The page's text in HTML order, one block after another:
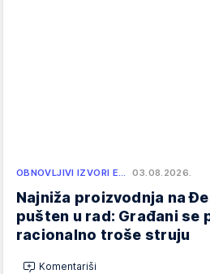
OBNOVLJIVI IZVORI E… 03.08.2026.
Najniža proizvodnja na
pušten u rad: Građani se
racionalno troše struju
Komentariši